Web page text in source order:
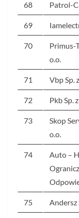
68 Patrol-
69
70
Primus-
o.o.
71 Vbp Sp.
72 Pkb Sp.
73
Skop
o.o.
74
Auto –
75 Andersz